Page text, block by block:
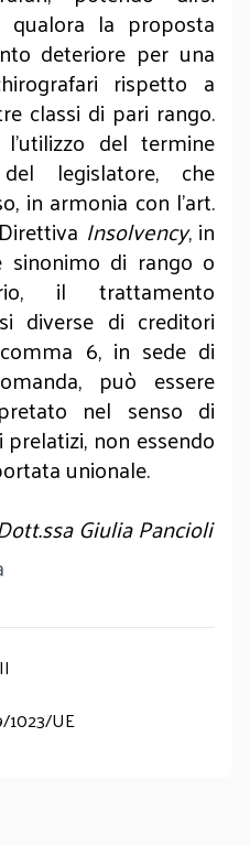
la proposta
deteriore per una
rispetto a
classi di pari rango.
del termine
legislatore, che
in armonia con l’art.
Insolvency, in
sinonimo di rango o
il trattamento
diverse di creditori
6, in sede di
può essere
nel senso di
non essendo
unionale.
Giulia Pancioli
1023/UE